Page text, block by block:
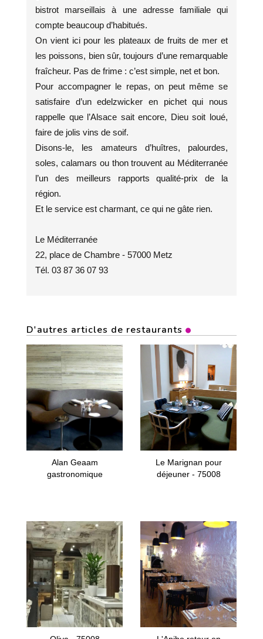
bistrot marseillais à une adresse familiale qui
compte beaucoup d’habitués.
On vient ici pour les plateaux de fruits de mer et
les poissons, bien sûr, toujours d’une remarquable
fraîcheur. Pas de frime : c’est simple, net et bon.
Pour accompagner le repas, on peut même se
satisfaire d’un edelzwicker en pichet qui nous
rappelle que l’Alsace sait encore, Dieu soit loué,
faire de jolis vins de soif.
Disons-le, les amateurs d’huîtres, palourdes,
soles, calamars ou thon trouvent au Méditerranée
l’un des meilleurs rapports qualité-prix de la
région.
Et le service est charmant, ce qui ne gâte rien.
Le Méditerranée
22, place de Chambre - 57000 Metz
Tél. 03 87 36 07 93
D'autres articles de restaurants
Alan Geaam
gastronomique
Le Marignan pour
déjeuner - 75008